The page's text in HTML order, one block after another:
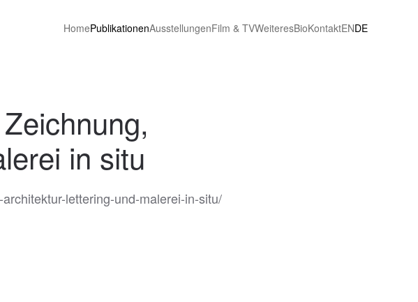
HomePublikationenAusstellungenFilm & TVWeiteresBioKontaktENDE
in situ
lettering-und-malerei-in-situ/